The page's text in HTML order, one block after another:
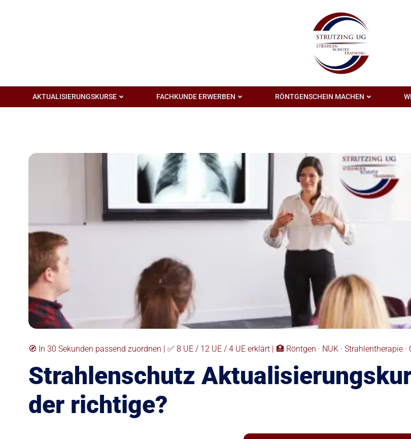
AKTUALISIERUNGSKURSE FACHKUNDE ERWERBEN RÖNTGENSCHEIN MACHEN
🧭 In 30 Sekunden passend zuordnen | ✅ 8 UE / 12 UE / 4 UE erklärt | 🏥 Röntgen · NUK · Strahlentherapie
Strahlenschutz
der richtige?